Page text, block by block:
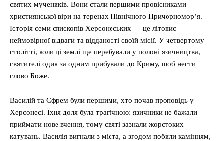
святих мучеників. Вони стали першими провісниками
християнської віри на теренах Північного Причорномор’я.
Історія семи єпископів Херсонеських — це літопис
неймовірної відваги та відданості своїй місії. У четвертому
столітті, коли ці землі ще перебували у полоні язичництва,
святителі один за одним прибували до Криму, щоб нести
слово Боже.
Василій та Єфрем були першими, хто почав проповідь у
Херсонесі. Їхня доля була трагічною: язичники не бажали
приймати нове вчення, тому святі зазнали жорстоких
катувань. Василія вигнали з міста, а згодом побили камінням,